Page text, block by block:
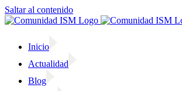
Saltar al contenido
Inicio
Actualidad
Blog